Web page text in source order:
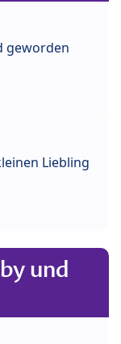
geworden
Liebling
und